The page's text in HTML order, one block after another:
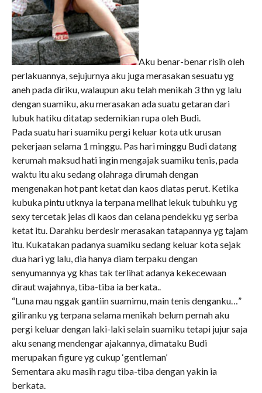
Aku benar-benar risih oleh
perlakuannya, sejujurnya aku juga merasakan sesuatu yg
aneh pada diriku, walaupun aku telah menikah 3 thn yg lalu
dengan suamiku, aku merasakan ada suatu getaran dari
lubuk hatiku ditatap sedemikian rupa oleh Budi.
Pada suatu hari suamiku pergi keluar kota utk urusan
pekerjaan selama 1 minggu. Pas hari minggu Budi datang
kerumah maksud hati ingin mengajak suamiku tenis, pada
waktu itu aku sedang olahraga dirumah dengan
mengenakan hot pant ketat dan kaos diatas perut. Ketika
kubuka pintu utknya ia terpana melihat lekuk tubuhku yg
sexy tercetak jelas di kaos dan celana pendekku yg serba
ketat itu. Darahku berdesir merasakan tatapannya yg tajam
itu. Kukatakan padanya suamiku sedang keluar kota sejak
dua hari yg lalu, dia hanya diam terpaku dengan
senyumannya yg khas tak terlihat adanya kekecewaan
diraut wajahnya, tiba-tiba ia berkata..
“Luna mau nggak gantiin suamimu, main tenis denganku…”
giliranku yg terpana selama menikah belum pernah aku
pergi keluar dengan laki-laki selain suamiku tetapi jujur saja
aku senang mendengar ajakannya, dimataku Budi
merupakan figure yg cukup ‘gentleman’
Sementara aku masih ragu tiba-tiba dengan yakin ia
berkata.